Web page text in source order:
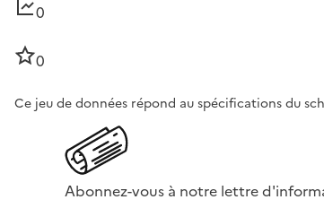
0
0
Ce jeu de données répond au spécifications du
Abonnez-vous à notre lettre